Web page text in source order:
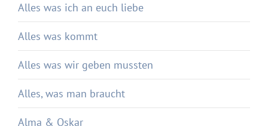
Alles was ich an euch liebe
Alles was kommt
Alles was wir geben mussten
Alles, was man braucht
Alma & Oskar